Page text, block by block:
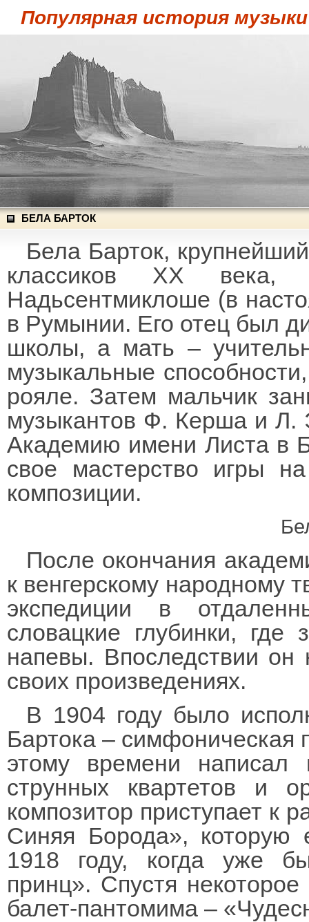
Популярная история музыки
БЕЛА БАРТОК
Бела Барток,
классиков XX
Надьсентмиклоше (в
в Румынии. Его отец был
школы, а мать –
музыкальные
рояле. Затем мальчик
музыкантов Ф. Керша и Л.
Академию имени Листа в
свое мастерство игры
композиции.
После окончания
к венгерскому народному
экспедиции в
словацкие глубинки,
напевы. Впоследствии
своих произведениях.
В 1904 году было
Бартока –
этому времени написал
струнных квартетов и
композитор приступает к
Синяя Борода», которую
1918 году, когда уже
принц». Спустя
балет-пантомима –